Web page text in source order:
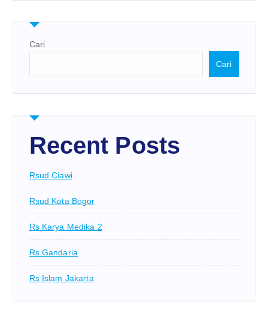
Cari
Cari
Recent Posts
Rsud Ciawi
Rsud Kota Bogor
Rs Karya Medika 2
Rs Gandaria
Rs Islam Jakarta